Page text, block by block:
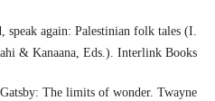
speak again: Palestinian folk tales (I.
& Kanaana, Eds.). Interlink Books.
The limits of wonder. Twayne